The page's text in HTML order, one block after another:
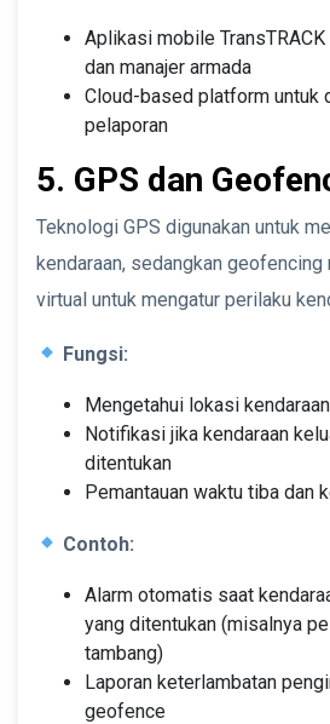
Aplikasi mobile
dan manajer armada
Cloud-based platform untuk
pelaporan
5. GPS dan
Teknologi GPS digunakan untuk
kendaraan, sedangkan
virtual untuk mengatur perilaku
Fungsi:
Mengetahui lokasi
Notifikasi jika kendaraan
ditentukan
Pemantauan waktu tiba dan
Contoh:
Alarm otomatis saat
yang ditentukan (misalnya
tambang)
Laporan keterlambatan
geofence